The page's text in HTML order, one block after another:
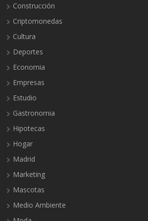
Construcción
Criptomonedas
Cultura
Deportes
Economia
Empresas
Estudio
Gastronomia
Hipotecas
Hogar
Madrid
Marketing
Mascotas
Medio Ambiente